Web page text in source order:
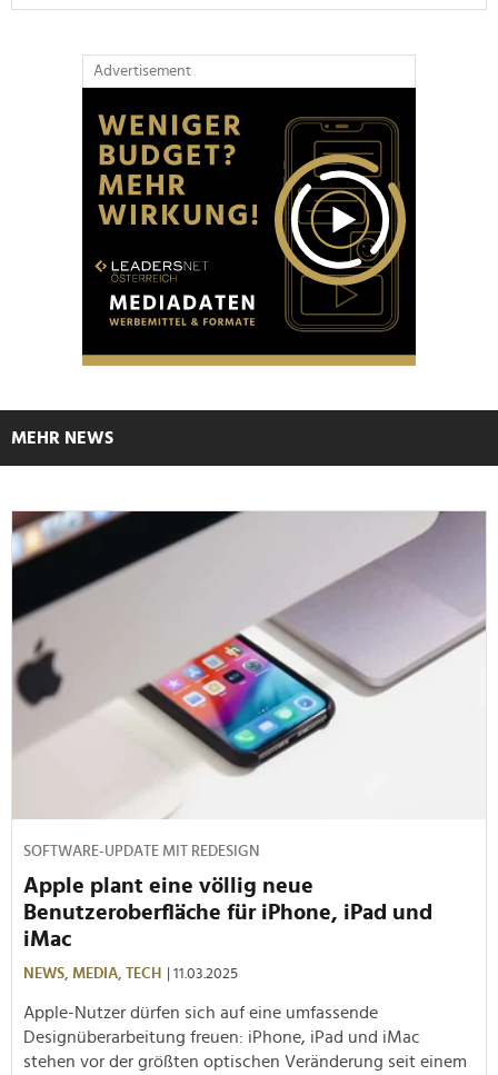
Advertisement
MEHR NEWS
SOFTWARE-UPDATE MIT REDESIGN
Apple plant eine völlig neue
Benutzeroberfläche für iPhone, iPad und
iMac
NEWS, MEDIA, TECH | 11.03.2025
Apple-Nutzer dürfen sich auf eine umfassende
Designüberarbeitung freuen: iPhone, iPad und iMac
stehen vor der größten optischen Veränderung seit einem